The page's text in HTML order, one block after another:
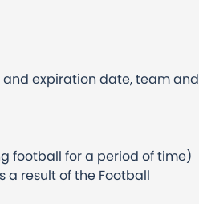
expiration date, team and
football for a period of time)
result of the Football